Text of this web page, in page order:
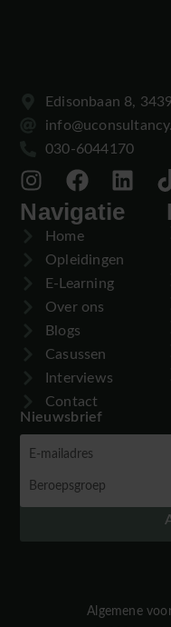
Edisonbaan 8,
030-6044170
Navigatie
Home
Opleidingen
E-Learning
Over ons
Blogs
Casussen
Interviews
Contact
Nieuwsbrief
Algemene